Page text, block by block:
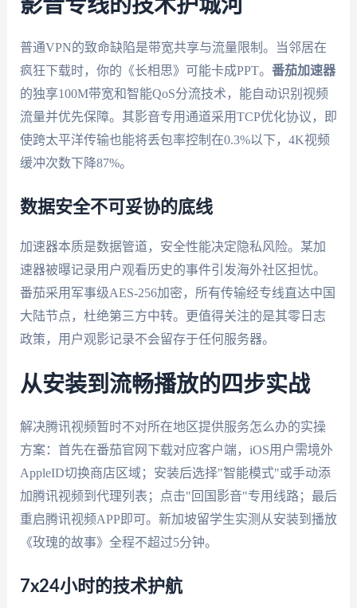
影音专线的技术护城河
普通VPN的致命缺陷是带宽共享与流量限制。当邻居在
疯狂下载时，你的《长相思》可能卡成PPT。 番茄加速器
的独享100M带宽和智能QoS分流技术，能自动识别视频
流量并优先保障。其影音专用通道采用TCP优化协议，即
使跨太平洋传输也能将丢包率控制在0.3%以下，4K视频
缓冲次数下降87%。
数据安全不可妥协的底线
加速器本质是数据管道，安全性能决定隐私风险。某加
速器被曝记录用户观看历史的事件引发海外社区担忧。
番茄采用军事级AES-256加密，所有传输经专线直达中国
大陆节点，杜绝第三方中转。更值得关注的是其零日志
政策，用户观影记录不会留存于任何服务器。
从安装到流畅播放的四步实战
解决腾讯视频暂时不对所在地区提供服务怎么办的实操
方案：首先在番茄官网下载对应客户端，iOS用户需境外
AppleID切换商店区域；安装后选择"智能模式"或手动添
加腾讯视频到代理列表；点击"回国影音"专用线路；最后
重启腾讯视频APP即可。新加坡留学生实测从安装到播放
《玫瑰的故事》全程不超过5分钟。
7x24小时的技术护航